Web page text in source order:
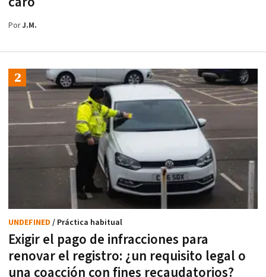
PorJ.M.
Exigir el pago de infracciones para
renovar el registro: ¿un requisito legal o
una coacción con fines recaudatorios?
UNDEFINED / Práctica habitual